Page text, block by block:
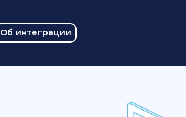
Об интеграции